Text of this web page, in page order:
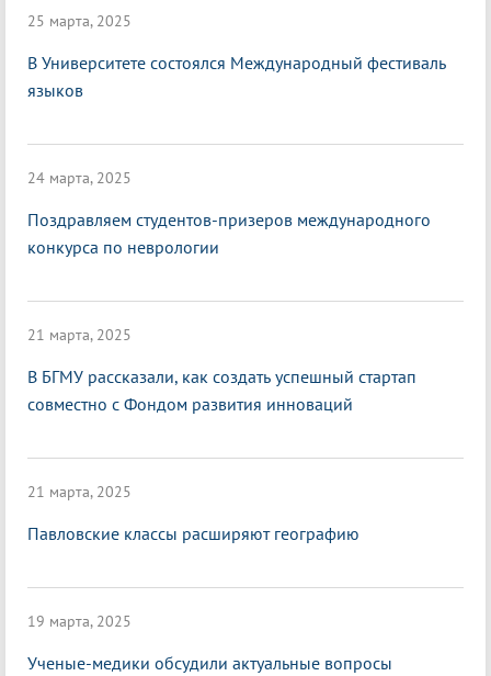
25 марта, 2025
В Университете состоялся Международный фестиваль
языков
24 марта, 2025
Поздравляем студентов-призеров международного
конкурса по неврологии
21 марта, 2025
В БГМУ рассказали, как создать успешный стартап
совместно с Фондом развития инноваций
21 марта, 2025
Павловские классы расширяют географию
19 марта, 2025
Ученые-медики обсудили актуальные вопросы